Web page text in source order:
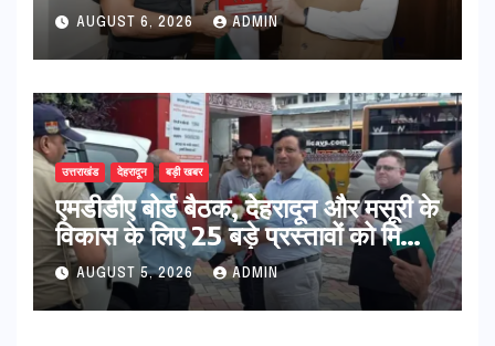
विस्तार एवं आधुनिक आधारभूत संरचना के
विकास पर हुई महत्वपूर्ण चर्चा
AUGUST 6, 2026 ADMIN
उत्तराखंड देहरादून बड़ी खबर
एमडीडीए बोर्ड बैठक, देहरादून और मसूरी के
विकास के लिए 25 बड़े प्रस्तावों को मिली
हरी झंडी
AUGUST 5, 2026 ADMIN